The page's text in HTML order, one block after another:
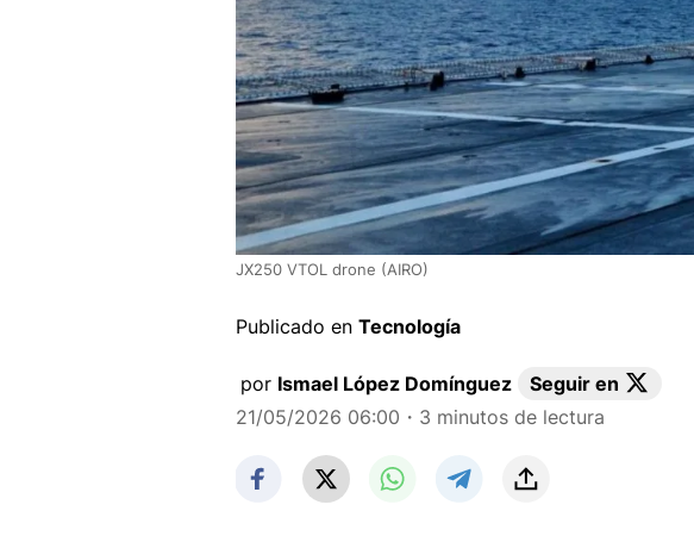
JX250 VTOL drone (AIRO)
Publicado en Tecnología
por Ismael López Domínguez
Seguir en
21/05/2026 06:00 ・3 minutos de lectura